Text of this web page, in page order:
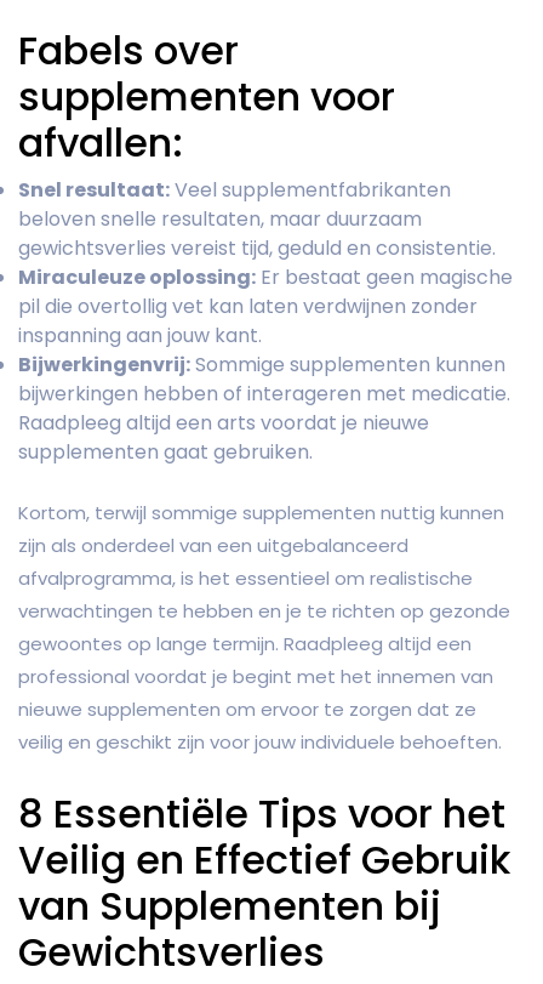
Fabels over
supplementen voor
afvallen:
Snel resultaat:Veel supplementfabrikanten
beloven snelle resultaten, maar duurzaam
gewichtsverlies vereist tijd, geduld en consistentie.
Miraculeuze oplossing: Er bestaat geen magische
pil die overtollig vet kan laten verdwijnen zonder
inspanning aan jouw kant.
Bijwerkingenvrij:Sommige supplementen kunnen
bijwerkingen hebben of interageren met medicatie.
Raadpleeg altijd een arts voordat je nieuwe
supplementen gaat gebruiken.
Kortom, terwijl sommige supplementen nuttig kunnen
zijn als onderdeel van een uitgebalanceerd
afvalprogramma, is het essentieel om realistische
verwachtingen te hebben en je te richten op gezonde
gewoontes op lange termijn. Raadpleeg altijd een
professional voordat je begint met het innemen van
nieuwe supplementen om ervoor te zorgen dat ze
veilig en geschikt zijn voor jouw individuele behoeften.
8 Essentiële Tips voor het
Veilig en Effectief Gebruik
van Supplementen bij
Gewichtsverlies